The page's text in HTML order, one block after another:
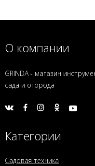
О компании
GRINDA - магазин
сада и огорода
Категории
Садовая техника